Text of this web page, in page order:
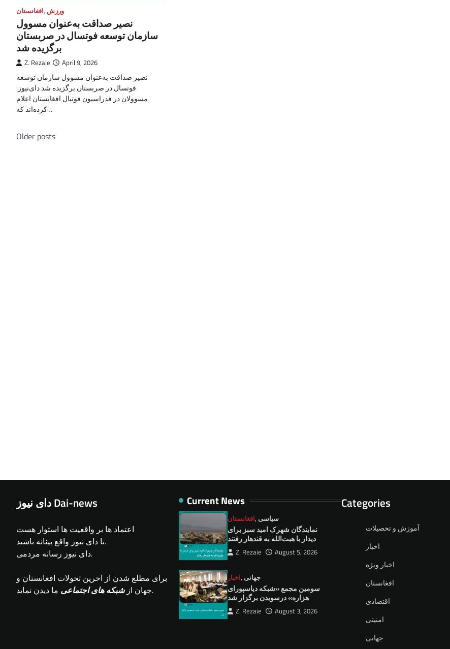
افغانستان, ورزش
نصیر صداقت به‌عنوان مسوول
سازمان توسعه فوتسال در صربستان
برگزیده شد
Z. Rezaie April 9, 2026
نصیر صداقت به‌عنوان مسوول سازمان توسعه
فوتسال در صربستان برگزیده شد دای‌نیوز:
مسوولان در فدراسیون فوتبال افغانستان اعلام
کرده‌اند که…
Posts
Older posts
دای نیوز Dai-news
اعتماد ها بر واقعیت ها استوار هست
با دای نیوز واقع بینانه باشید.
دای نیوز رسانه مردمی.
برای مطلع شدن از اخرین تحولات افغانستان و
جهان ازشبکه های اجتماعی ما دیدن نماید.
Current News
افغانستان, سیاسی
نمايندگان شهرک امید سبز برای
دیدار با هبت‌الله به قندهار رفتند
Z. Rezaie August 5, 2026
اخبار, جهانی
سومین مجمع «شبکه دیاسپورای
هزاره» درسویدن برگزار شد
Z. Rezaie August 3, 2026
Categories
آموزش و تحصیلات
اخبار
اخبار ویژه
افغانستان
اقتصادی
امنیتی
جهانی